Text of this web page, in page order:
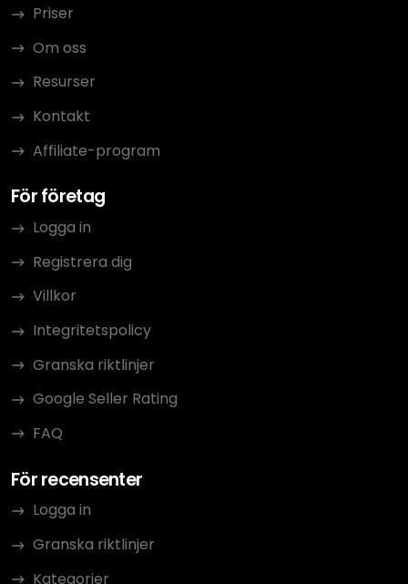
Priser
Om oss
Resurser
Kontakt
Affiliate-program
För företag
Logga in
Registrera dig
Villkor
Integritetspolicy
Granska riktlinjer
Google Seller Rating
FAQ
För recensenter
Logga in
Granska riktlinjer
Kategorier